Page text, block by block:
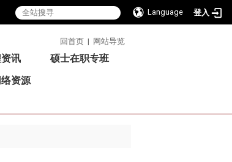
Language 登入
回首页 | 网站导览
讯
硕士在职专班
络资源